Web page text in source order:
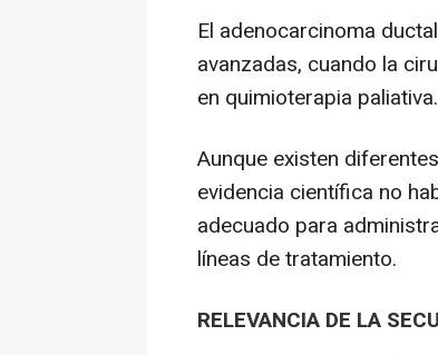
El adenocarcinoma
avanzadas, cuando la
en quimioterapia paliativa.
Aunque existen
evidencia científica no
adecuado para
líneas de tratamiento.
RELEVANCIA DE LA